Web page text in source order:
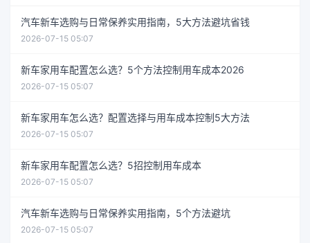
汽车新车选购与日常保养实用指南，5大方法避坑省钱
2026-07-15 05:07
新车家用车配置怎么选？5个方法控制用车成本2026
2026-07-15 05:07
新车家用车怎么选？配置选择与用车成本控制5大方法
2026-07-15 05:07
新车家用车配置怎么选？5招控制用车成本
2026-07-15 05:07
汽车新车选购与日常保养实用指南，5个方法避坑
2026-07-15 05:07